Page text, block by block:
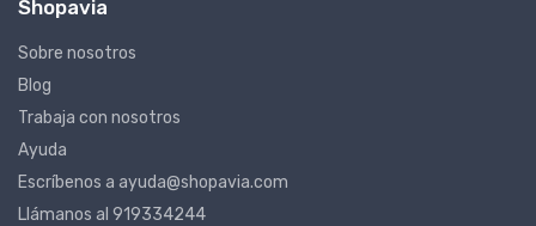
Shopavia
Sobre nosotros
Blog
Trabaja con nosotros
Ayuda
Escríbenos a ayuda@shopavia.com
Llámanos al 919334244